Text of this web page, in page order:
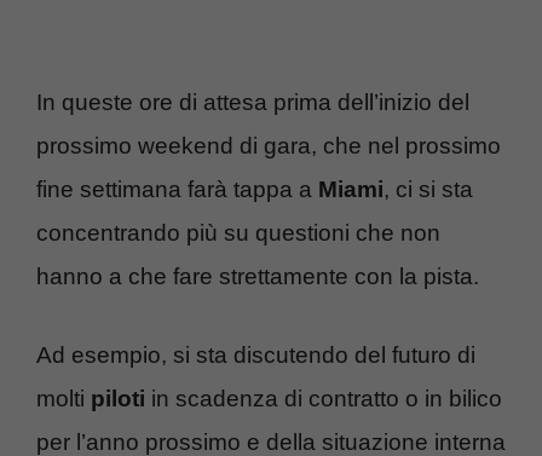
In queste ore di attesa prima dell’inizio del
prossimo weekend di gara, che nel prossimo
fine settimana farà tappa a Miami, ci si sta
concentrando più su questioni che non
hanno a che fare strettamente con la pista.
Ad esempio, si sta discutendo del futuro di
molti piloti in scadenza di contratto o in bilico
per l’anno prossimo e della situazione interna